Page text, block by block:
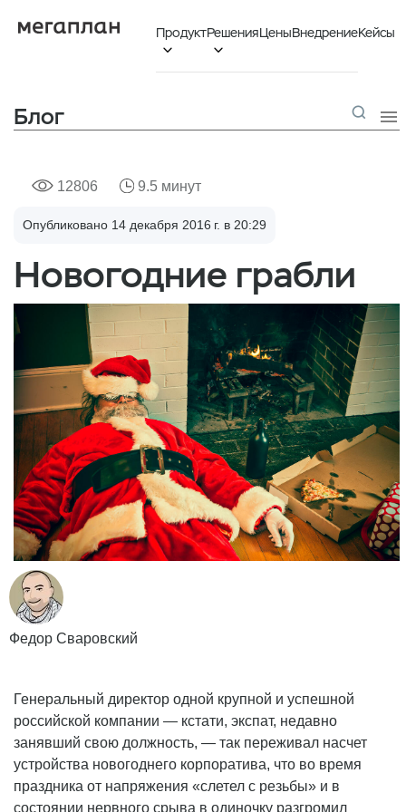
Продукт

Решения

ЦеныВнедрениеКейсы
Блог 
12806 9.5 минут
Опубликовано 14 декабря 2016 г. в 20:29
Новогодние грабли
Генеральный директор одной крупной и успешной
российской компании — кстати, экспат, недавно
занявший свою должность, — так переживал насчет
устройства новогоднего корпоратива, что во время
праздника от напряжения «слетел с резьбы» и в
состоянии нервного срыва в одиночку разгромил
Федор Сваровский